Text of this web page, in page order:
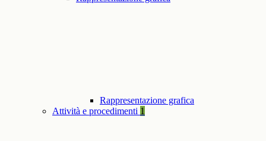
Rappresentazione grafica
Attività e procedimenti 1